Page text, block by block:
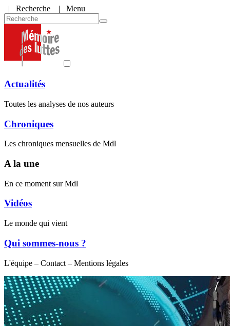
| Recherche | Menu
Actualités
Toutes les analyses de nos auteurs
Chroniques
Les chroniques mensuelles de Mdl
A la une
En ce moment sur Mdl
Vidéos
Le monde qui vient
Qui sommes-nous ?
L'équipe – Contact – Mentions légales